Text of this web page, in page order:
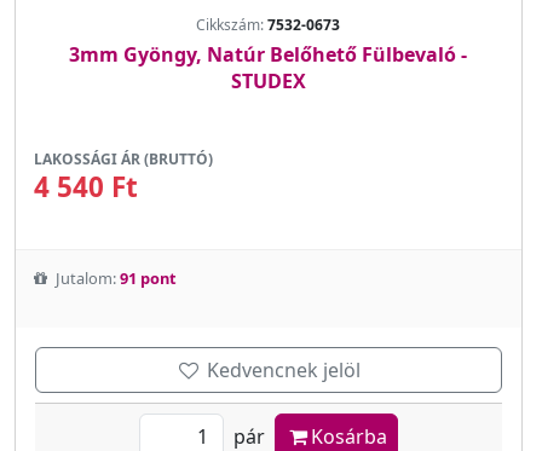
Cikkszám:7532-0673
3mm Gyöngy, Natúr Belőhető Fülbevaló -
STUDEX
LAKOSSÁGI ÁR (BRUTTÓ)
4 540 Ft
Jutalom:91 pont
Kedvencnek jelöl
pár Kosárba